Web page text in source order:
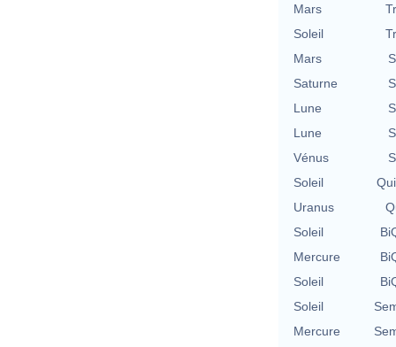
Mars
Soleil
Mars
Saturne
Lune
Lune
Vénus
Soleil
Uranus
Soleil
Mercure
Soleil
Soleil
Mercure